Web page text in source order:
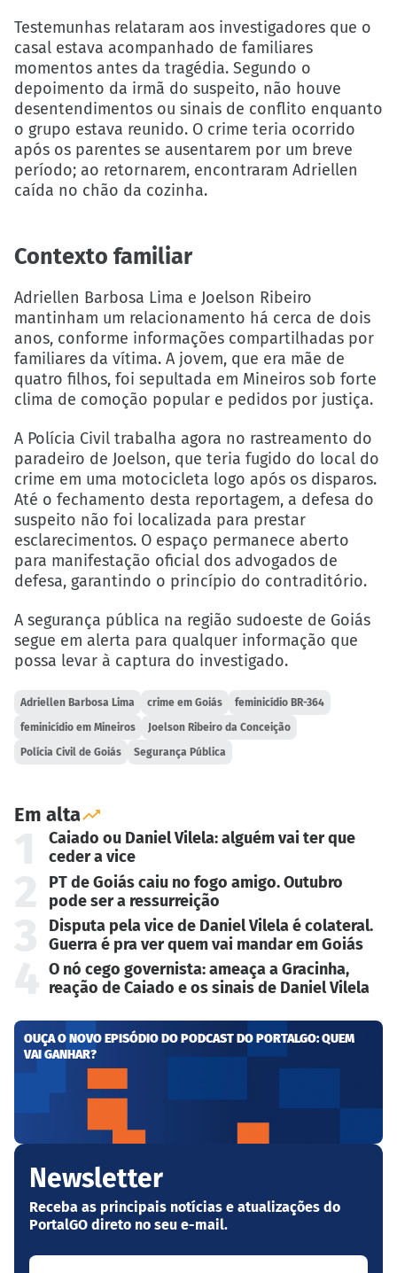
Testemunhas relataram aos investigadores que o
casal estava acompanhado de familiares
momentos antes da tragédia. Segundo o
depoimento da irmã do suspeito, não houve
desentendimentos ou sinais de conflito enquanto
o grupo estava reunido. O crime teria ocorrido
após os parentes se ausentarem por um breve
período; ao retornarem, encontraram Adriellen
caída no chão da cozinha.
Contexto familiar
Adriellen Barbosa Lima e Joelson Ribeiro
mantinham um relacionamento há cerca de dois
anos, conforme informações compartilhadas por
familiares da vítima. A jovem, que era mãe de
quatro filhos, foi sepultada em Mineiros sob forte
clima de comoção popular e pedidos por justiça.
A Polícia Civil trabalha agora no rastreamento do
paradeiro de Joelson, que teria fugido do local do
crime em uma motocicleta logo após os disparos.
Até o fechamento desta reportagem, a defesa do
suspeito não foi localizada para prestar
esclarecimentos. O espaço permanece aberto
para manifestação oficial dos advogados de
defesa, garantindo o princípio do contraditório.
A segurança pública na região sudoeste de Goiás
segue em alerta para qualquer informação que
possa levar à captura do investigado.
Adriellen Barbosa Lima crime em Goiás feminicídio BR-364
feminicídio em Mineiros Joelson Ribeiro da Conceição
Polícia Civil de Goiás Segurança Pública
Em alta
Caiado ou Daniel Vilela: alguém vai ter que
ceder a vice
PT de Goiás caiu no fogo amigo. Outubro
pode ser a ressurreição
Disputa pela vice de Daniel Vilela é colateral.
Guerra é pra ver quem vai mandar em Goiás
O nó cego governista: ameaça a Gracinha,
reação de Caiado e os sinais de Daniel Vilela
OUÇA O NOVO EPISÓDIO DO PODCAST DO PORTALGO: QUEM
VAI GANHAR?
Newsletter
Receba as principais notícias e atualizações do
PortalGO direto no seu e-mail.
Seu nome